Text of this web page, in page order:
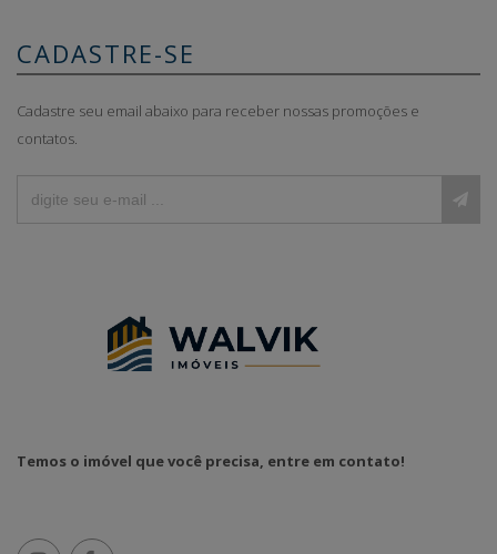
CADASTRE-SE
Cadastre seu email abaixo para receber nossas promoções e
contatos.
Temos o imóvel que você precisa, entre em contato!